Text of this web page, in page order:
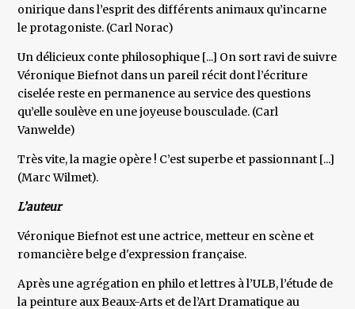
onirique dans l’esprit des différents animaux qu’incarne
le protagoniste. (Carl Norac)
Un délicieux conte philosophique [...] On sort ravi de suivre
Véronique Biefnot dans un pareil récit dont l’écriture
ciselée reste en permanence au service des questions
qu’elle soulève en une joyeuse bousculade. (Carl
Vanwelde)
Très vite, la magie opère ! C’est superbe et passionnant [...]
(Marc Wilmet).
L’auteur
Véronique Biefnot est une actrice, metteur en scène et
romancière belge d'expression française.
Après une agrégation en philo et lettres à l’ULB, l’étude de
la peinture aux Beaux-Arts et de l’Art Dramatique au